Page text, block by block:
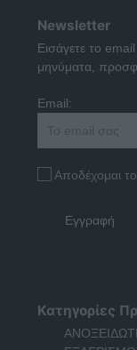
Newsletter
Εισάγετε το
μηνύματα,
Email:
Αποδέχομαι
Κατηγορίες